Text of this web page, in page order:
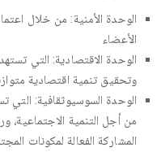
الوحدة الأمنية: من خلال
الأعضاء
الوحدة الاقتصادية: التي
وتحقيق تنمية اقتصادية
الوحدة السوسيوثقافية:
من أجل التنمية
المشاركة الفعالة لمكونات